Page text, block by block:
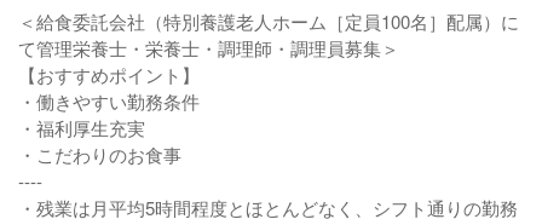
＜給食委託会社（特別養護老人ホーム［定員100名］配属）に
て管理栄養士・栄養士・調理師・調理員募集＞
【おすすめポイント】
・働きやすい勤務条件
・福利厚生充実
・こだわりのお食事
----
・残業は月平均5時間程度とほとんどなく、シフト通りの勤務